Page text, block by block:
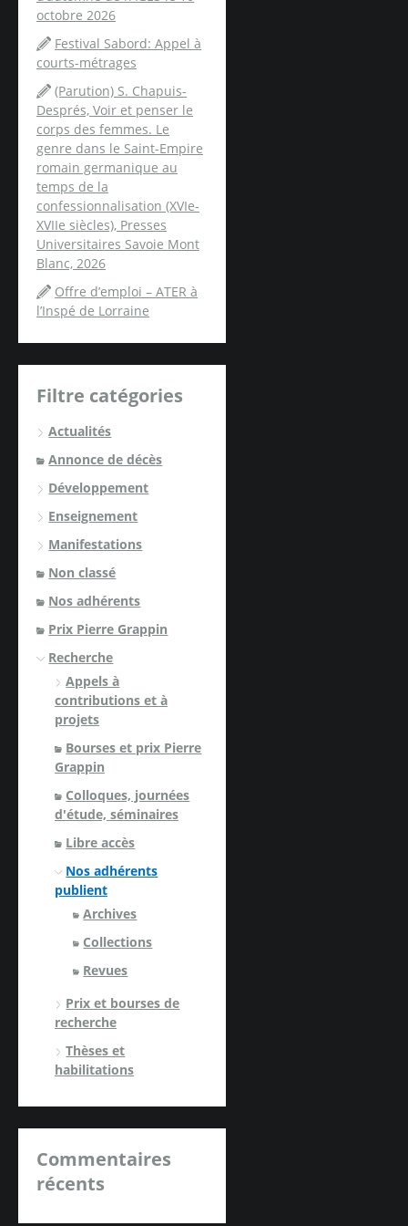
octobre 2026
Festival Sabord: Appel à
courts-métrages
(Parution) S. Chapuis-
Després, Voir et penser le
corps des femmes. Le
genre dans le Saint-Empire
romain germanique au
temps de la
confessionnalisation (XVIe-
XVIIe siècles), Presses
Universitaires Savoie Mont
Blanc, 2026
Offre d’emploi – ATER à
l’Inspé de Lorraine
Filtre catégories
Actualités
Annonce de décès
Développement
Enseignement
Manifestations
Non classé
Nos adhérents
Prix Pierre Grappin
Recherche
Appels à
contributions et à
projets
Bourses et prix Pierre
Grappin
Colloques, journées
d'étude, séminaires
Libre accès
Nos adhérents
publient
Archives
Collections
Revues
Prix et bourses de
recherche
Thèses et
habilitations
Commentaires
récents